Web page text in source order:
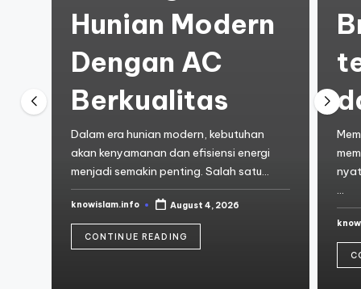
Hunian Modern
Dengan AC
Berkualitas
Dalam era hunian modern, kebutuhan
akan kenyamanan dan efisiensi energi
menjadi semakin penting. Salah satu…
Posted
knowislam.info August 4, 2026
CONTINUE READING
…